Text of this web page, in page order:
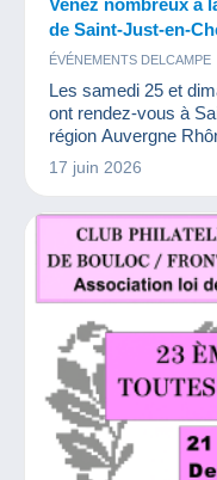
Venez nombreux à
de Saint-Just-en-
ÉVÉNEMENTS DELCAMPE
Les samedi 25 et
ont rendez-vous à
région Auvergne
17 juin 2026